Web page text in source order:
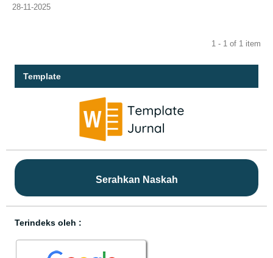
28-11-2025
1 - 1 of 1 item
Template
Serahkan Naskah
Terindeks oleh :